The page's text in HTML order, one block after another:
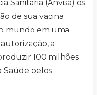
Sanitária (Anvisa) os
de sua vacina
mundo em uma
autorização, a
100 milhões
Saúde pelos